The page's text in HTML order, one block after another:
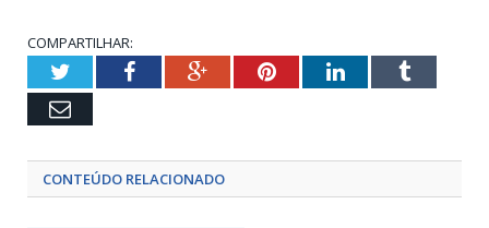
COMPARTILHAR:
TwitterFacebookGoogle+PinterestLinkedInTumblr
Email
CONTEÚDO RELACIONADO